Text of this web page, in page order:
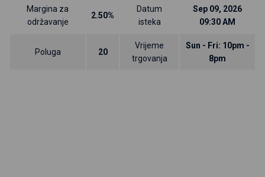
Margina za
održavanje
2.50%
Datum
isteka
Sep 09, 2026
09:30 AM
Poluga 20
Vrijeme
trgovanja
Sun - Fri: 10pm -
8pm